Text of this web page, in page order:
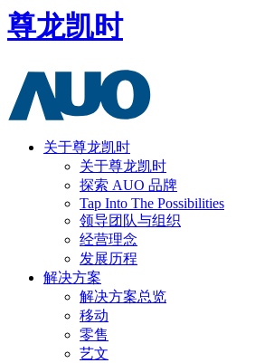
尊龙凯时
关于尊龙凯时
关于尊龙凯时
探索 AUO 品牌
Tap Into The Possibilities
领导团队与组织
经营理念
发展历程
解决方案
解决方案总览
移动
零售
艺文